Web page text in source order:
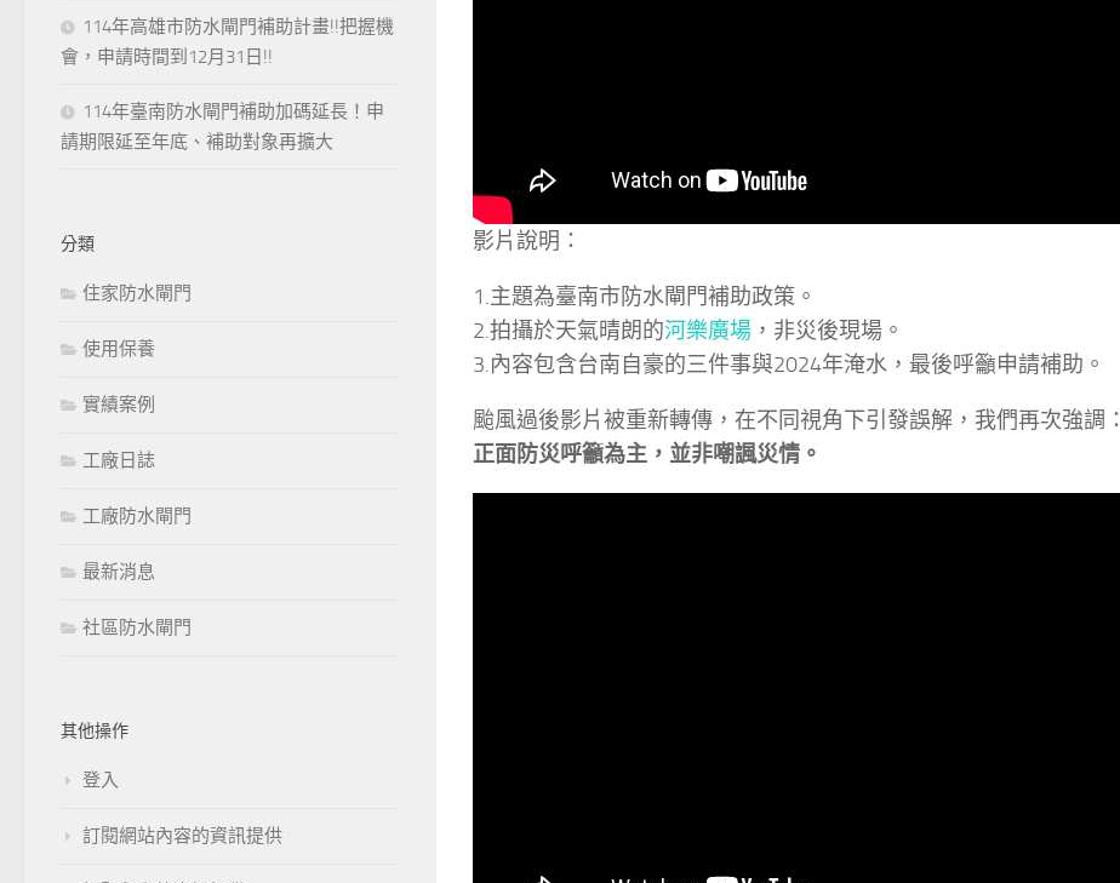
影片說明：
1.主題為臺南市防水閘門補助政策。
2.拍攝於天氣晴朗的河樂廣場 ，非災後現場。
3.內容包含台南自豪的三件事與2024年淹水，最後呼籲申請補助。
颱風過後影片被重新轉傳，在不同視角下引發誤解，我們再次強調：
正面防災呼籲為主，並非嘲諷災情。
114年高雄市防水閘門補助計畫!!把握機
會，申請時間到12月31日!!
114年臺南防水閘門補助加碼延長！申
請期限延至年底、補助對象再擴大
分類
住家防水閘門
使用保養
實績案例
工廠日誌
工廠防水閘門
最新消息
社區防水閘門
其他操作
登入
訂閱網站內容的資訊提供